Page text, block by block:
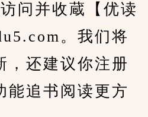
问并收蔵【优读
。我们将
，还建议你注册
能追书阅读更方